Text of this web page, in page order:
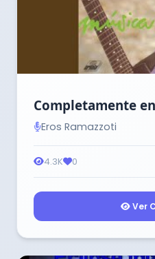
Completamente
Eros Ramazzoti
4.3K 0
Ver